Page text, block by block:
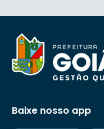
Baixe nosso app